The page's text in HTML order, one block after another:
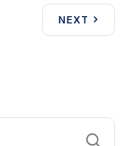
NEXT